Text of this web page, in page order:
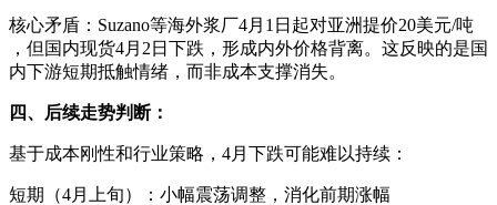
核心矛盾：Suzano等海外浆厂4月1日起对亚洲提价20美元/吨
，但国内现货4月2日下跌，形成内外价格背离。这反映的是国
内下游短期抵触情绪，而非成本支撑消失。
四、后续走势判断：
基于成本刚性和行业策略，4月下跌可能难以持续：
短期（4月上旬）：小幅震荡调整，消化前期涨幅